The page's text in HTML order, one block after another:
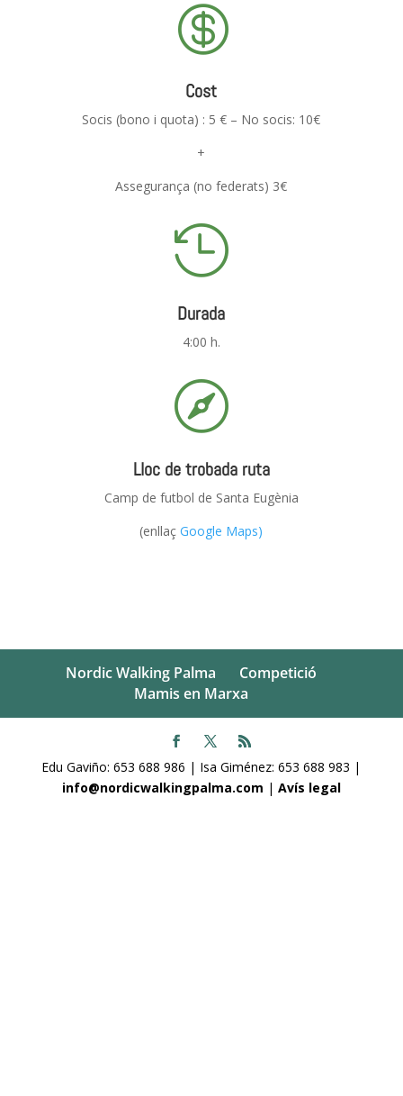

Cost
Socis (bono i quota) : 5 € – No socis: 10€
+
Assegurança (no federats) 3€

Durada
4:00 h.

Lloc de trobada ruta
Camp de futbol de Santa Eugènia
(enllaçGoogle Maps)
Nordic Walking Palma
Competició
Mamis en Marxa
Edu Gaviño: 653 688 986 | Isa Giménez: 653 688 983 |
info@nordicwalkingpalma.com | Avís legal